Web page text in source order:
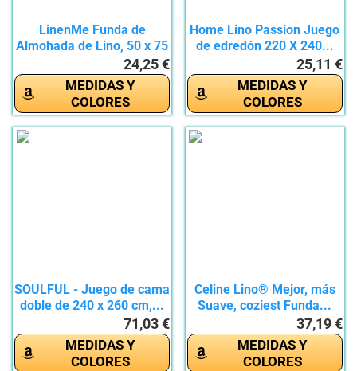
LinenMe Funda de
Almohada de Lino, 50 x 75
24,25 €
MEDIDAS Y
COLORES
Home Lino Passion Juego
de edredón 220 X 240...
25,11 €
MEDIDAS Y
COLORES
SOULFUL - Juego de cama
doble de 240 x 260 cm,...
71,03 €
MEDIDAS Y
COLORES
Celine Lino® Mejor, más
Suave, coziest Funda...
37,19 €
MEDIDAS Y
COLORES